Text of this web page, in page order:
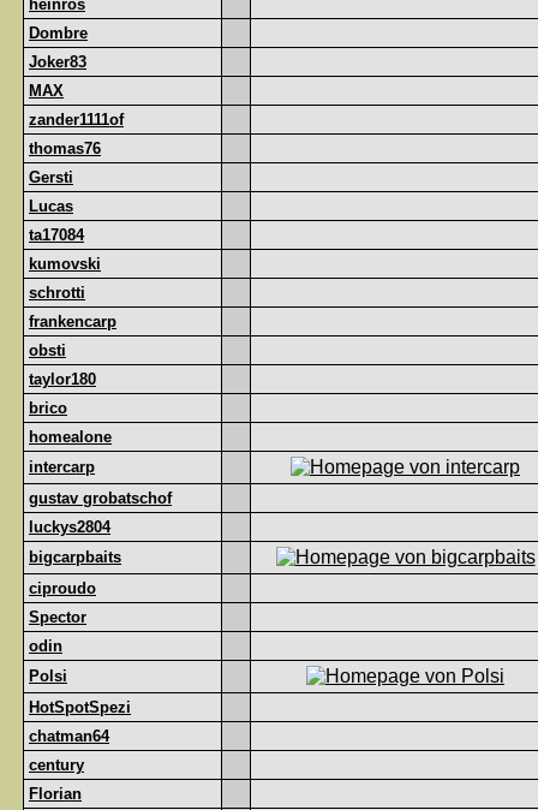
heinros
Dombre
Joker83
MAX
zander1111of
thomas76
Gersti
Lucas
ta17084
kumovski
schrotti
frankencarp
obsti
taylor180
brico
homealone
intercarp
gustav grobatschof
luckys2804
bigcarpbaits
ciproudo
Spector
odin
Polsi
HotSpotSpezi
chatman64
century
Florian